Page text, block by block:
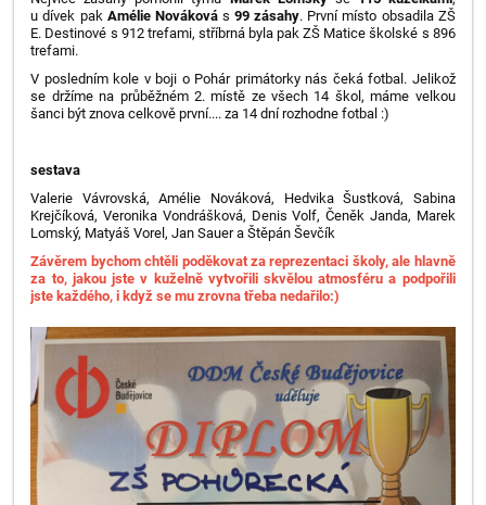
u dívek pak Amélie Novákovás99 zásahy. První místo obsadila ZŠ
E. Destinové s 912 trefami, stříbrná byla pak ZŠ Matice školské s 896
trefami.
V posledním kole v boji o Pohár primátorky nás čeká fotbal. Jelikož
se držíme na průběžném 2. místě ze všech 14 škol, máme velkou
šanci být znova celkově první.... za 14 dní rozhodne fotbal :)
sestava
Valerie Vávrovská, Amélie Nováková, Hedvika Šustková, Sabina
Krejčíková, Veronika Vondrášková, Denis Volf, Čeněk Janda, Marek
Lomský, Matyáš Vorel, Jan Sauer a Štěpán Ševčík
Závěrem bychom chtěli poděkovat za reprezentaci školy, ale hlavně
za to, jakou jste v kuželně vytvořili skvělou atmosféru a podpořili
jste každého, i když se mu zrovna třeba nedařilo:)